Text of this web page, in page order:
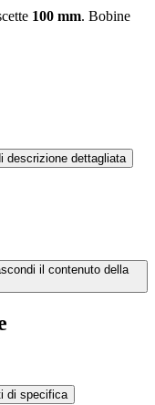
100 mm. Bobine
descrizione dettagliata
il contenuto della
di specifica